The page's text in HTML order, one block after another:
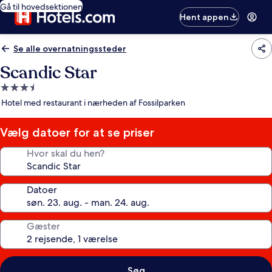
Gå til hovedsektionen
Hent appen
Se alle overnatningssteder
Scandic Star
3.5-
stjernet
Hotel med restaurant i nærheden af Fossilparken
Vælg datoer for at se priser
Hvor skal du hen?
Datoer
Gæster